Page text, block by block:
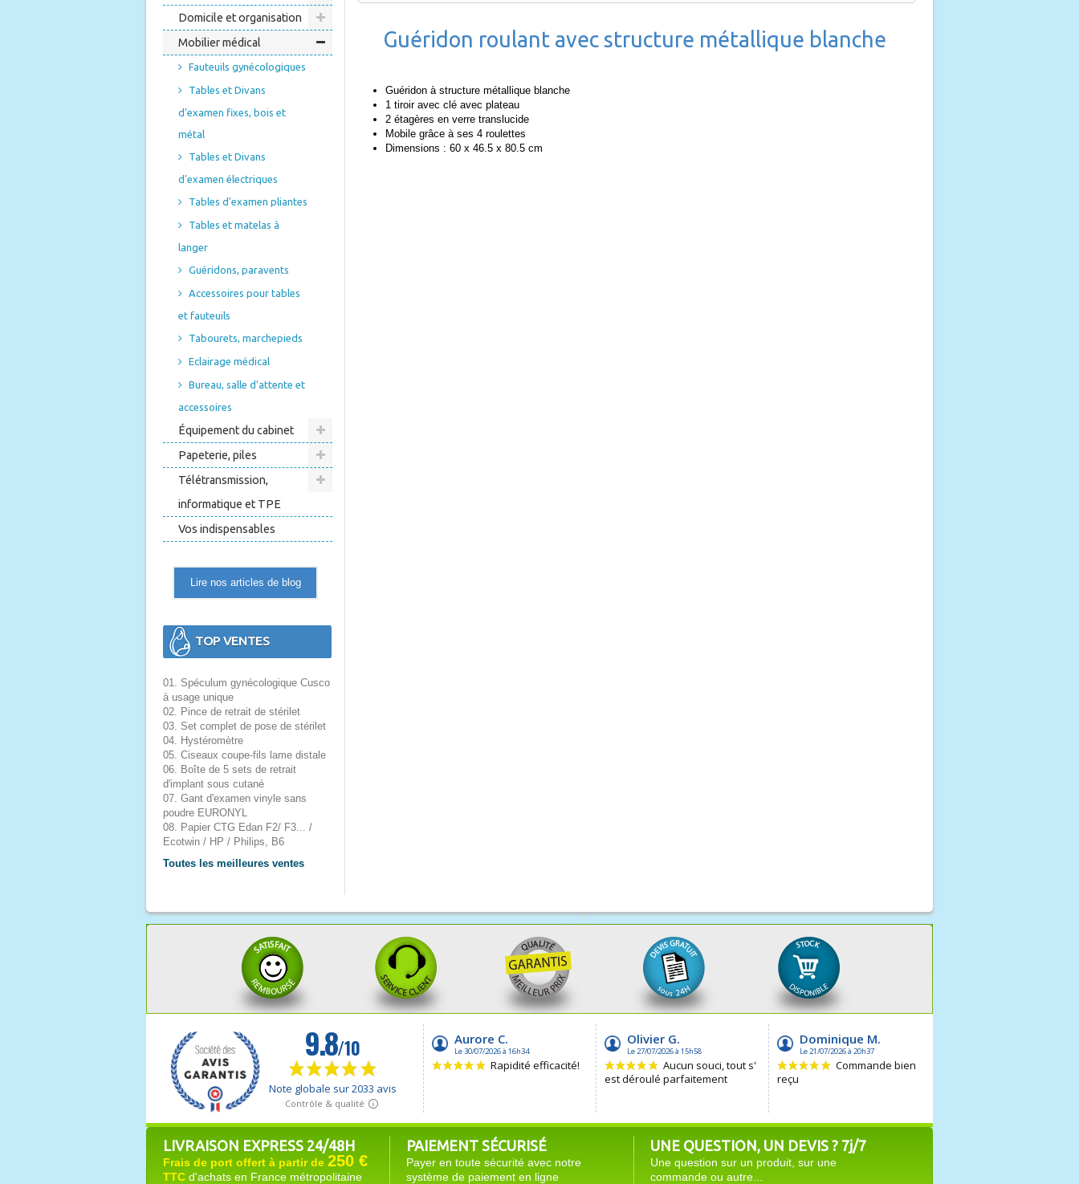
Domicile et organisation
Mobilier médical
Fauteuils gynécologiques
Tables et Divans
d'examen fixes, bois et
métal
Tables et Divans
d'examen électriques
Tables d'examen pliantes
Tables et matelas à
langer
Guéridons, paravents
Accessoires pour tables
et fauteuils
Tabourets, marchepieds
Eclairage médical
Bureau, salle d'attente et
accessoires
Équipement du cabinet
Papeterie, piles
Télétransmission,
informatique et TPE
Vos indispensables
Lire nos articles de blog
TOP VENTES
01. Spéculum gynécologique Cusco
à usage unique
02. Pince de retrait de stérilet
03. Set complet de pose de stérilet
04. Hystéromètre
05. Ciseaux coupe-fils lame distale
06. Boîte de 5 sets de retrait
d'implant sous cutané
07. Gant d'examen vinyle sans
poudre EURONYL
08. Papier CTG Edan F2/ F3... /
Ecotwin / HP / Philips, B6
Toutes les meilleures ventes
Guéridon roulant avec structure métallique blanche
Guéridon à structure métallique blanche
1 tiroir avec clé avec plateau
2 étagères en verre translucide
Mobile grâce à ses 4 roulettes
Dimensions : 60 x 46.5 x 80.5 cm
LIVRAISON EXPRESS 24/48H
Frais de port offert à partir de 250 €
TTC d'achats en France métropolitaine
PAIEMENT SÉCURISÉ
Payer en toute sécurité avec notre
système de paiement en ligne
UNE QUESTION, UN DEVIS ? 7j/7
Une question sur un produit, sur une
commande ou autre...